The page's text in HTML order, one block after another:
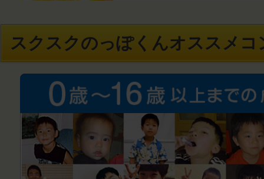
スクスクのっぽくんオススメコ